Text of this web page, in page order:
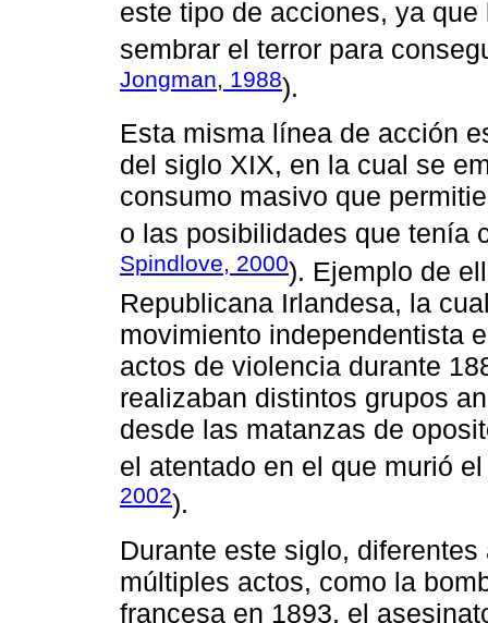
este tipo de acciones, ya
sembrar el terror para
Jongman, 1988).
Esta misma línea de acción
del siglo XIX, en la cual se
consumo masivo que
o las posibilidades que tenía
Spindlove, 2000). Ejemplo de
Republicana Irlandesa, la
movimiento independentista
actos de violencia durante
realizaban distintos grupos
desde las matanzas de
el atentado en el que murió
2002).
Durante este siglo,
múltiples actos, como la
francesa en 1893, el